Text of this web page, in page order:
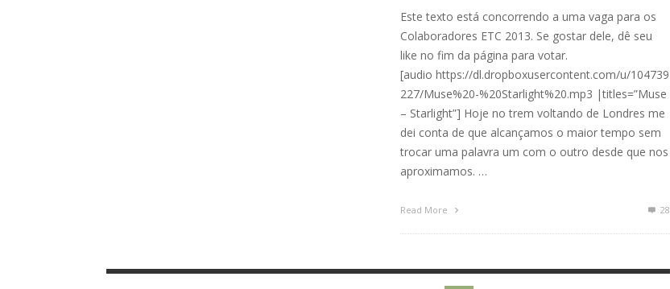
Este texto está concorrendo a uma vaga para os
Colaboradores ETC 2013. Se gostar dele, dê seu
like no fim da página para votar.
[audio https://dl.dropboxusercontent.com/u/104739
227/Muse%20-%20Starlight%20.mp3 |titles=”Muse
– Starlight”] Hoje no trem voltando de Londres me
dei conta de que alcançamos o maior tempo sem
trocar uma palavra um com o outro desde que nos
aproximamos. …
Read More 28